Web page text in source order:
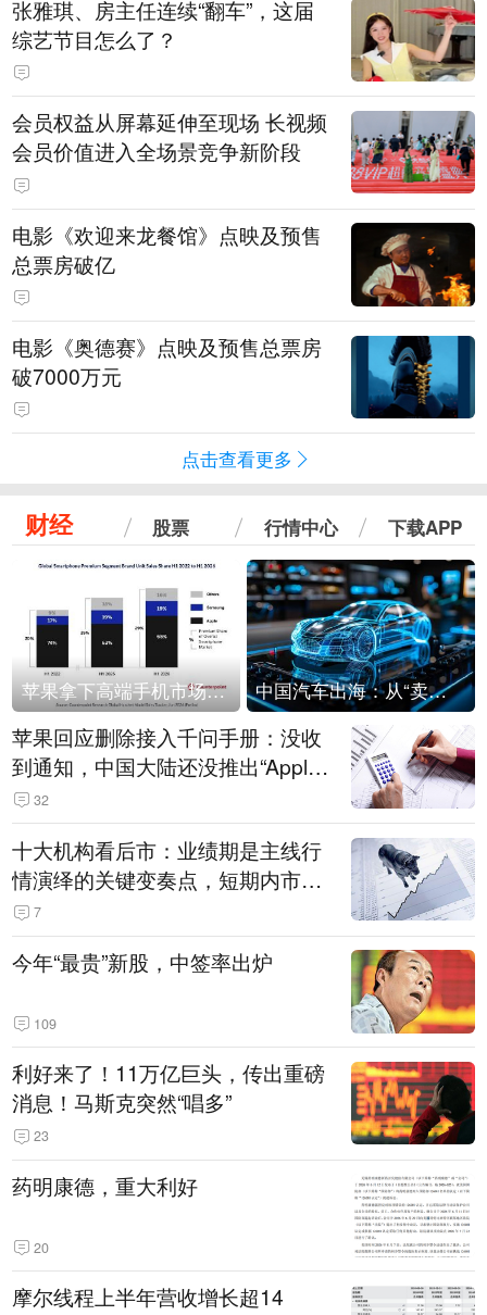
张雅琪、房主任连续“翻车”，这届
综艺节目怎么了？
会员权益从屏幕延伸至现场 长视频
会员价值进入全场景竞争新阶段
电影《欢迎来龙餐馆》点映及预售
总票房破亿
电影《奥德赛》点映及预售总票房
破7000万元
点击查看更多
财经 股票 行情中心 下载APP
苹果拿下高端手机市场65%的份额：iPhone 17系列功不可没 中国汽车出海：从“卖出去”到“走进去”
苹果回应删除接入千问手册：没收
到通知，中国大陆还没推出“Apple
智能使用千问”功能
32
十大机构看后市：业绩期是主线行
情演绎的关键变奏点，短期内市场
或继续反弹，关注三条业绩主线
7
今年“最贵”新股，中签率出炉
109
利好来了！11万亿巨头，传出重磅
消息！马斯克突然“唱多”
23
药明康德，重大利好
20
摩尔线程上半年营收增长超14